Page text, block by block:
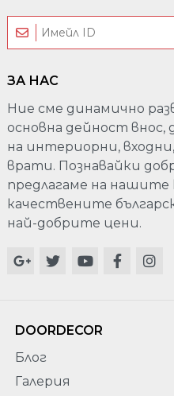
ЗА НАС
Ние сме динамично
основна дейност
на интериорни,
врати. Познавайки
предлагаме на
качествените
най-добрите цени.
DOORDECOR
Блог
Галерия